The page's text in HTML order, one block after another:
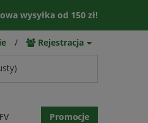
wysyłka od 150 zł!
/ Rejestracja
Promocje